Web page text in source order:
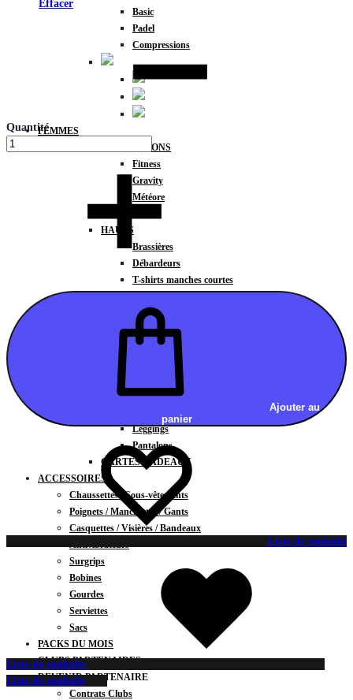
Basic
Padel
Compressions
FEMMES
COLLECTIONS
Fitness
Gravity
Météore
HAUTS
Brassières
Débardeurs
T-shirts manches courtes
Sweat-shirts
Sweats à capuche
Sweats à capuche zippé
BAS
Jupes
Leggings
Pantalons
CARTES CADEAUX
ACCESSOIRES
Chaussettes / Sous-vêtements
Poignets / Manchettes / Gants
Casquettes / Visières / Bandeaux
Antivibrateurs
Surgrips
Bobines
Gourdes
Serviettes
Sacs
PACKS DU MOIS
CLUBS PARTENAIRES
DEVENIR PARTENAIRE
Contrats Clubs
Effacer
Quantité
Ajouter au
panier
Liste de souhaits
Liste de souhaits
Liste de souhaits